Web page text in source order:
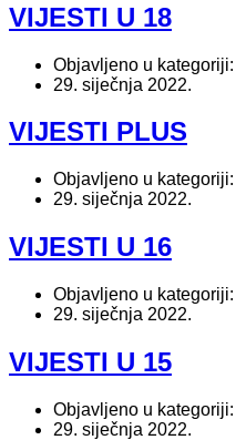
VIJESTI U 18
Objavljeno u kategoriji:
29. siječnja 2022.
VIJESTI PLUS
Objavljeno u kategoriji:
29. siječnja 2022.
VIJESTI U 16
Objavljeno u kategoriji:
29. siječnja 2022.
VIJESTI U 15
Objavljeno u kategoriji:
29. siječnja 2022.